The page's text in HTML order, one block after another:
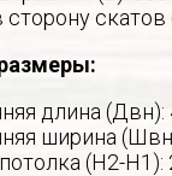
длина
ширина
(Н2-